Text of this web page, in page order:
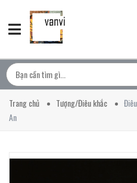
Trang chủ Tượng/Điêu khắc
An